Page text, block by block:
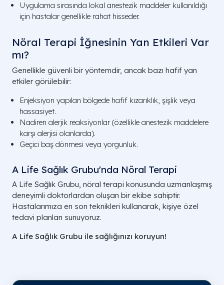
Uygulama sırasında lokal anestezik maddeler kullanıldığı
için hastalar genellikle rahat hisseder.
Nöral Terapi İğnesinin Yan Etkileri Var
mı?
Genellikle güvenli bir yöntemdir, ancak bazı hafif yan
etkiler görülebilir:
Enjeksiyon yapılan bölgede hafif kızarıklık, şişlik veya
hassasiyet.
Nadiren alerjik reaksiyonlar (özellikle anestezik maddelere
karşı alerjisi olanlarda).
Geçici baş dönmesi veya yorgunluk.
A Life Sağlık Grubu'nda Nöral Terapi
A Life Sağlık Grubu, nöral terapi konusunda uzmanlaşmış
deneyimli doktorlardan oluşan bir ekibe sahiptir.
Hastalarımıza en son teknikleri kullanarak, kişiye özel
tedavi planları sunuyoruz.
A Life Sağlık Grubu ile sağlığınızı koruyun!